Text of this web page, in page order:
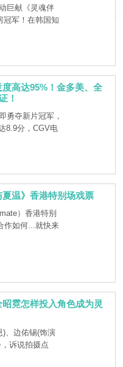
巨献《灵魂伴
冠军！在韩国知
高达95%！金多美、全
！
勇夺新片冠军，
8.9分，CGV电
温》香港特别场戏票
）香港特别
作如何...就快来
霓怎样投入角色成为灵
、边佑锡(饰演
诉说拍摄点